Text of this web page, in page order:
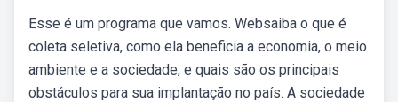
Esse é um programa que vamos. Websaiba o que é
coleta seletiva, como ela beneficia a economia, o meio
ambiente e a sociedade, e quais são os principais
obstáculos para sua implantação no país. A sociedade